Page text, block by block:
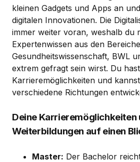
kleinen Gadgets und Apps an
digitalen Innovationen. Die
immer weiter voran, weshalb du
Expertenwissen aus den
Gesundheitswissenschaft, BWL
extrem gefragt sein wirst. Du
Karrieremöglichkeiten und
verschiedene Richtungen
Deine Karrieremöglichkeiten
Weiterbildungen auf einen
Master: Der Bachelor